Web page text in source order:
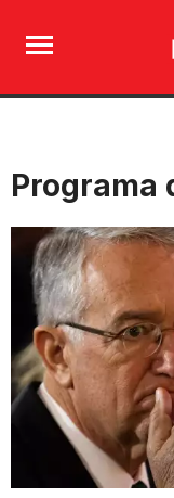
Programa